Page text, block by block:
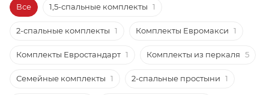
Все 1,5-спальные комплекты 1
2-спальные комплекты 1 Комплекты Евромакси 1
Комплекты Евростандарт 1 Комплекты из перкаля 5
Семейные комплекты 1 2-спальные простыни 1